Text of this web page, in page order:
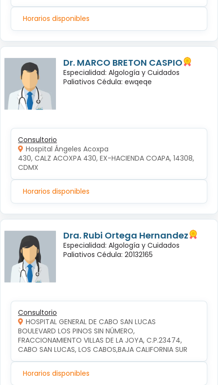
Horarios disponibles
Dr. MARCO BRETON CASPIO
Especialidad: Algología y Cuidados
Paliativos Cédula: ewqeqe
Consultorio
Hospital Ángeles Acoxpa
430, CALZ ACOXPA 430, EX-HACIENDA COAPA, 14308,
CDMX
Horarios disponibles
Dra. Rubi Ortega Hernandez
Especialidad: Algología y Cuidados
Paliativos Cédula: 20132165
Consultorio
HOSPITAL GENERAL DE CABO SAN LUCAS
BOULEVARD LOS PINOS SIN NÚMERO,
FRACCIONAMIENTO VILLAS DE LA JOYA, C.P.23474,
CABO SAN LUCAS, LOS CABOS,BAJA CALIFORNIA SUR
Horarios disponibles